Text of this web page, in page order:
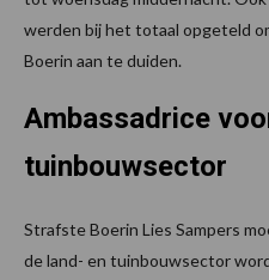
werden bij het totaal opgeteld
Boerin aan te duiden.
Ambassadrice
tuinbouwsector
Strafste Boerin Lies Sampers
de land- en tuinbouwsector